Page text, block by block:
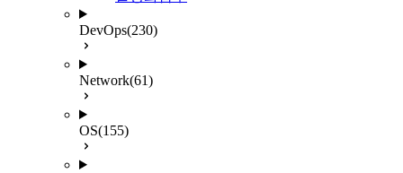
DevOps(230)
Network(61)
OS(155)